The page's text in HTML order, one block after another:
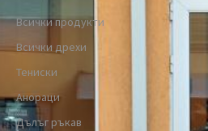
Всички продукти
Всички дрехи
Тениски
Анораци
Дълъг ръкав